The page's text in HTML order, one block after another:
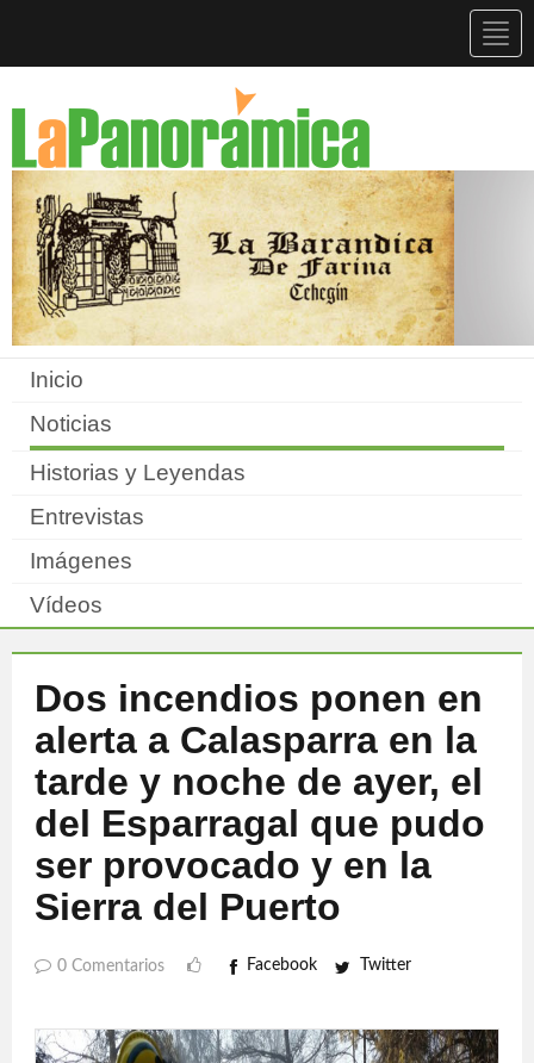
Inicio
Noticias
Historias y Leyendas
Entrevistas
Imágenes
Vídeos
Dos incendios ponen en
alerta a Calasparra en la
tarde y noche de ayer, el
del Esparragal que pudo
ser provocado y en la
Sierra del Puerto
0 Comentarios Facebook Twitter